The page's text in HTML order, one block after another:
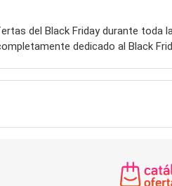
del Black Friday durante toda
dedicado al Black